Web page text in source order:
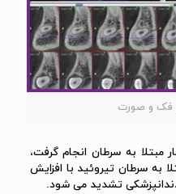
فک و صورت
که با حضور ۳۱۳ بیمار مبتلا به سرطان انجام گرفت،
به سرطان تیروئید با افزایش
تشدید می شود.